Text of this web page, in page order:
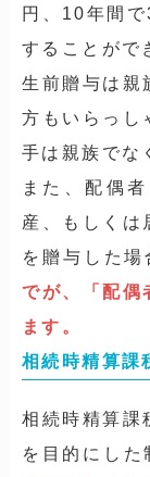
円、10年間
することがで
生前贈与は親
方もいらっし
手は親族でな
また、配偶
産、もしくは
を贈与した場
でが、「配偶
ます。
相続時精算課
相続時精算課
を目的にした